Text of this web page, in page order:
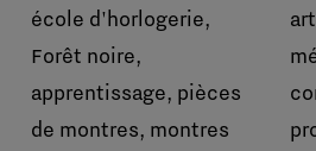
école d'horlogerie,
Forêt noire,
apprentissage, pièces
de montres, montres